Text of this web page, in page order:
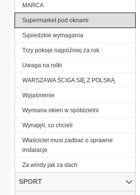
MARCA
Supermarket pod oknami
Sąsiedzkie wymagania
Trzy pokoje najpóźniej za rok
Uwaga na rolki
WARSZAWA ŚCIGA SIĘ Z POLSKĄ
Wyjaśnienie
Wymiana okien w spółdzielni
Wynajęli, co chcieli
Właściciel musi zadbać o sprawne
instalacje
Za windy jak za dach
SPORT